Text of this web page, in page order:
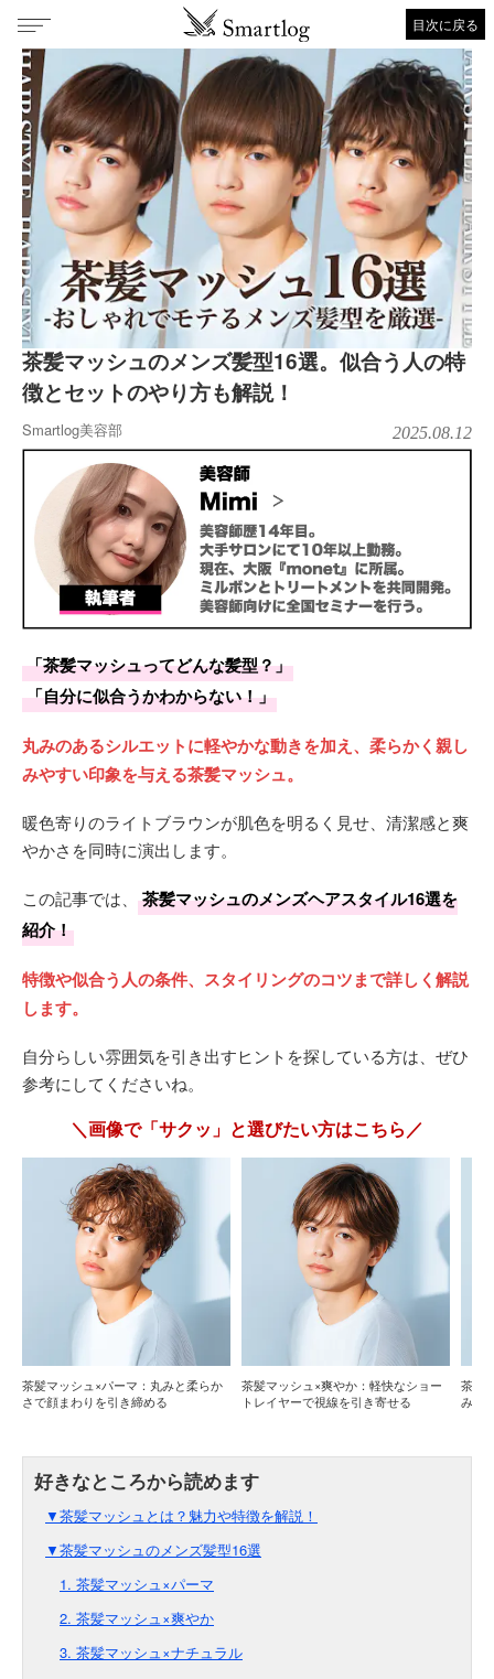
目次に戻る
茶髪マッシュのメンズ髪型16選。似合う人の特
徴とセットのやり方も解説！
Smartlog美容部 2025.08.12
「茶髪マッシュってどんな髪型？」
「自分に似合うかわからない！」
丸みのあるシルエットに軽やかな動きを加え、柔らかく親し
みやすい印象を与える茶髪マッシュ。
暖色寄りのライトブラウンが肌色を明るく見せ、清潔感と爽
やかさを同時に演出します。
この記事では、
茶髪マッシュのメンズヘアスタイル16選を
紹介！
特徴や似合う人の条件、スタイリングのコツまで詳しく解説
します。
自分らしい雰囲気を引き出すヒントを探している方は、ぜひ
参考にしてくださいね。
＼画像で「サクッ」と選びたい方はこちら／
茶髪マッシュ×パーマ：丸みと柔らか
さで顔まわりを引き締める
茶髪マッシュ×爽やか：軽快なショー
トレイヤーで視線を引き寄せる
茶髪
みと
▼茶髪マッシュとは？魅力や特徴を解説！
▼茶髪マッシュのメンズ髪型16選
1. 茶髪マッシュ×パーマ
2. 茶髪マッシュ×爽やか
3. 茶髪マッシュ×ナチュラル